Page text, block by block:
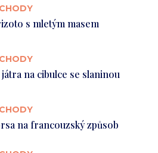
s mletým masem
na cibulce se slaninou
na francouzský způsob